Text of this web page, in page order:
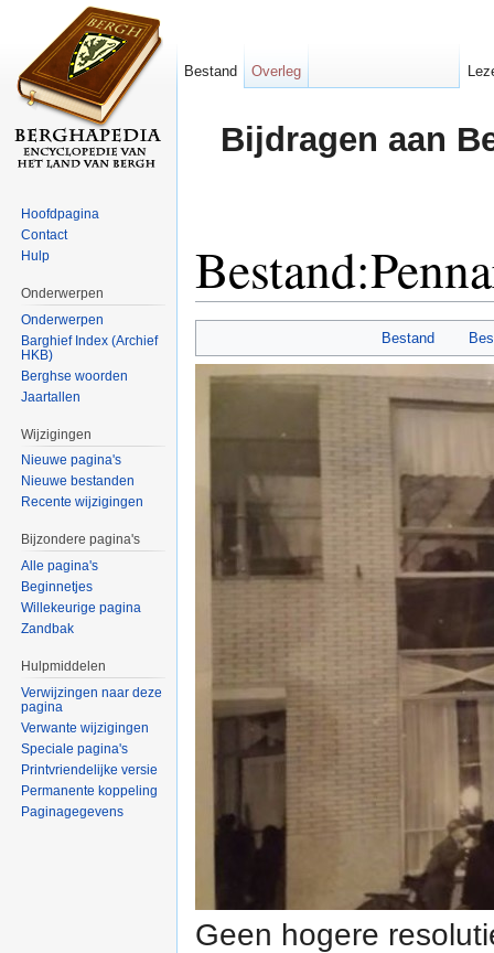
Bijdragen aan
Bestand
Geen hogere
Bestand Overleg
Hoofdpagina
Contact
Hulp
Onderwerpen
Onderwerpen
Barghief Index (Archief
HKB)
Berghse woorden
Jaartallen
Wijzigingen
Nieuwe pagina's
Nieuwe bestanden
Recente wijzigingen
Bijzondere pagina's
Alle pagina's
Beginnetjes
Willekeurige pagina
Zandbak
Hulpmiddelen
Verwijzingen naar deze
pagina
Verwante wijzigingen
Speciale pagina's
Printvriendelijke versie
Permanente koppeling
Paginagegevens